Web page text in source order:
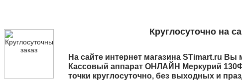
Круглосуточно на
На сайте интернет магазина STimart.ru Вы
Кассовый аппарат ОНЛАЙН Меркурий
точки круглосуточно, без выходных и